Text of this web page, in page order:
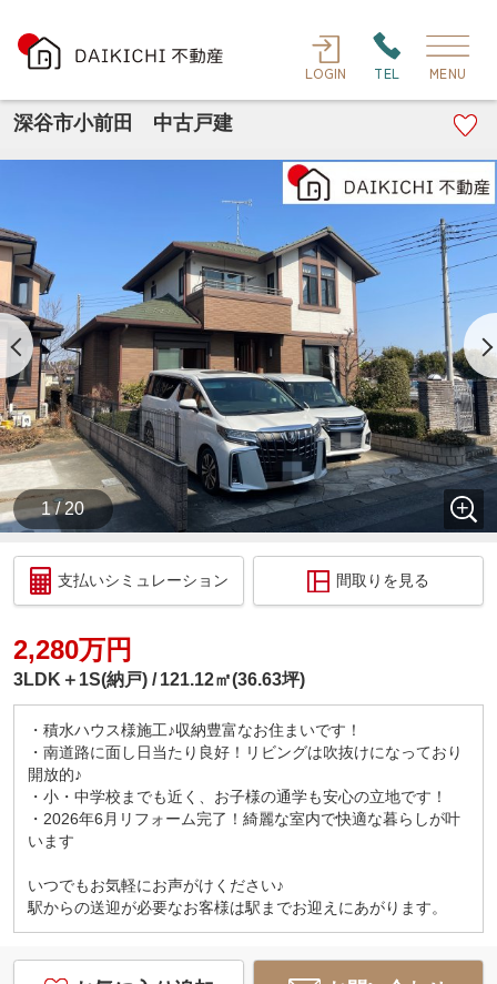
LOGIN TEL MENU
深谷市小前田 中古戸建
1 / 20
支払いシミュレーション 間取りを見る
2,280万円
3LDK＋1S(納戸) 121.12㎡(36.63坪)
・積水ハウス様施工♪収納豊富なお住まいです！
・南道路に面し日当たり良好！リビングは吹抜けになっており
開放的♪
・小・中学校までも近く、お子様の通学も安心の立地です！
・2026年6月リフォーム完了！綺麗な室内で快適な暮らしが叶
います
いつでもお気軽にお声がけください♪
駅からの送迎が必要なお客様は駅までお迎えにあがります。